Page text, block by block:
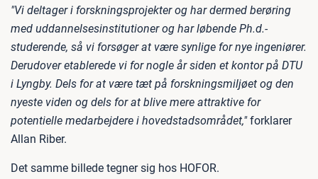
"Vi deltager i forskningsprojekter og har dermed berøring
med uddannelsesinstitutioner og har løbende Ph.d.-
studerende, så vi forsøger at være synlige for nye ingeniører.
Derudover etablerede vi for nogle år siden et kontor på DTU
i Lyngby. Dels for at være tæt på forskningsmiljøet og den
nyeste viden og dels for at blive mere attraktive for
potentielle medarbejdere i hovedstadsområdet,"forklarer
Allan Riber.
Det samme billede tegner sig hos HOFOR.